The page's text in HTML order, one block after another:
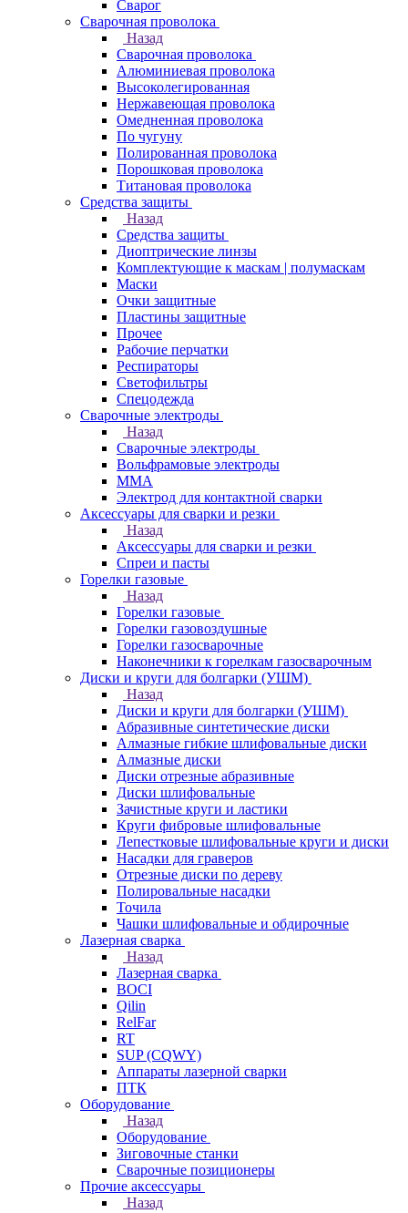
Сварог
Сварочная проволока
Назад
Сварочная проволока
Алюминиевая проволока
Высоколегированная
Нержавеющая проволока
Омедненная проволока
По чугуну
Полированная проволока
Порошковая проволока
Титановая проволока
Средства защиты
Назад
Средства защиты
Диоптрические линзы
Комплектующие к маскам | полумаскам
Маски
Очки защитные
Пластины защитные
Прочее
Рабочие перчатки
Респираторы
Светофильтры
Спецодежда
Сварочные электроды
Назад
Сварочные электроды
Вольфрамовые электроды
ММА
Электрод для контактной сварки
Аксессуары для сварки и резки
Назад
Аксессуары для сварки и резки
Спреи и пасты
Горелки газовые
Назад
Горелки газовые
Горелки газовоздушные
Горелки газосварочные
Наконечники к горелкам газосварочным
Диски и круги для болгарки (УШМ)
Назад
Диски и круги для болгарки (УШМ)
Абразивные синтетические диски
Алмазные гибкие шлифовальные диски
Алмазные диски
Диски отрезные абразивные
Диски шлифовальные
Зачистные круги и ластики
Круги фибровые шлифовальные
Лепестковые шлифовальные круги и диски
Насадки для граверов
Отрезные диски по дереву
Полировальные насадки
Точила
Чашки шлифовальные и обдирочные
Лазерная сварка
Назад
Лазерная сварка
BOCI
Qilin
RelFar
RT
SUP (CQWY)
Аппараты лазерной сварки
ПТК
Оборудование
Назад
Оборудование
Зиговочные станки
Сварочные позиционеры
Прочие аксессуары
Назад